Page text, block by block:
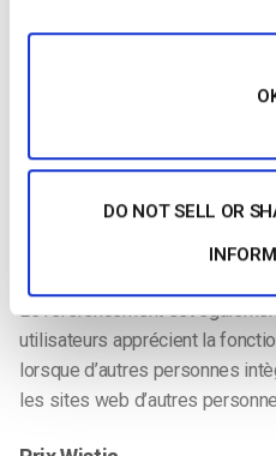
DO NOT SELL OR
L’intégration avec HubSpot
déclencher automatiquement
d’une vidéo. Pour mesurer
des entonnoirs de vente, Wistia
Le référencement est
utilisateurs apprécient la
lorsque d’autres personnes
les sites web d’autres